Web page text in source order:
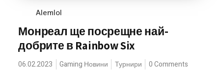
Alemlol
Монреал ще посрещне най-
добрите в Rainbow Six
06.02.2023 Gaming Новини Турнири 0 Comments